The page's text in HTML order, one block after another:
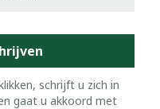
schrijft u zich in
gaat u akkoord met